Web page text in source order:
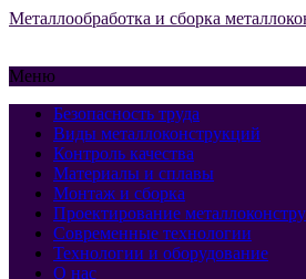
Металлообработка и сборка
Меню
Безопасность труда
Виды металлоконструкций
Контроль качества
Материалы и сплавы
Монтаж и сборка
Проектирование
Современные технологии
Технологии и оборудование
О нас